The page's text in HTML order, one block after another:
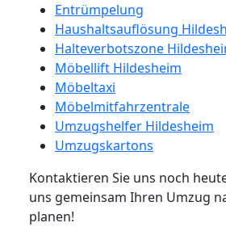
Entrümpelung
Haushaltsauflösung
Halteverbotszone
Möbellift Hildesheim
Möbeltaxi
Möbelmitfahrzentrale
Umzugshelfer Hildesheim
Umzugskartons
Kontaktieren Sie uns noch
uns gemeinsam Ihren Umzug
planen!